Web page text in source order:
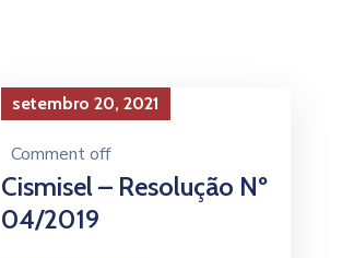
setembro 20, 2021
Comment off
Cismisel – Resolução Nº
04/2019